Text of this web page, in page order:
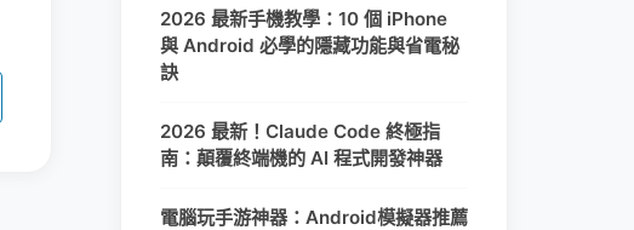
2026 最新手機教學：10 個 iPhone
與 Android 必學的隱藏功能與省電秘
訣
2026 最新！Claude Code 終極指
南：顛覆終端機的 AI 程式開發神器
電腦玩手游神器：Android模擬器推薦